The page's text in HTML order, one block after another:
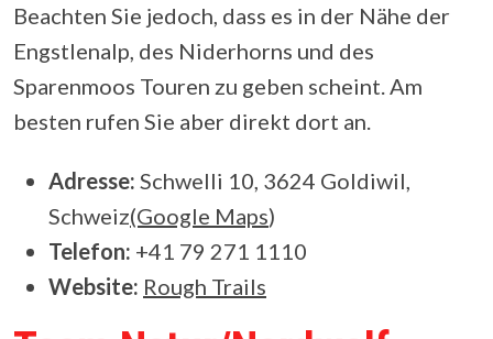
Beachten Sie jedoch, dass es in der Nähe der
Engstlenalp, des Niderhorns und des
Sparenmoos Touren zu geben scheint. Am
besten rufen Sie aber direkt dort an.
Adresse: Schwelli 10, 3624 Goldiwil,
Schweiz(Google Maps)
Telefon: +41 79 271 1110
Website: Rough Trails